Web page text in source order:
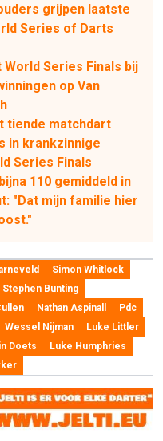
grijpen laatste
Series of Darts
Series Finals bij
op Van
tiende matchdart
in krankzinnige
Series Finals
110 gemiddeld in
"Dat mijn familie hier
Simon Whitlock
Stephen Bunting
Nathan Aspinall
Pdc
Wessel Nijman
Luke Littler
Doets
Luke Humphries